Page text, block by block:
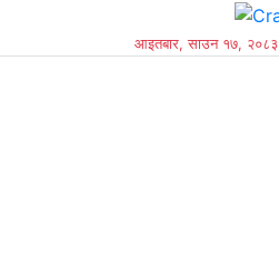
आइतबार, साउन १७, २०८३